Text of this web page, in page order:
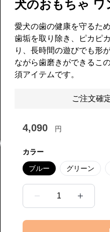
slide
犬のおもちゃ ワ
愛犬の歯の健康を守るた
歯垢を取り除き、ピカピ
り、長時間の遊びでも形
ながら歯磨きができるこ
須アイテムです。
ご注文確
4,090 円
カラー
ブルー グリーン
1